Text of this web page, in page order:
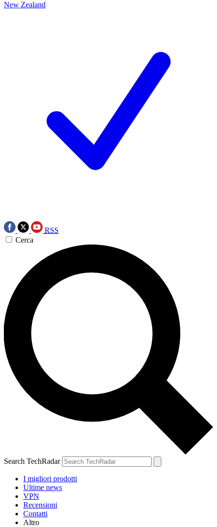
New Zealand
RSS
Cerca
Search TechRadar
I migliori prodotti
Ultime news
VPN
Recensioni
Contatti
Altro